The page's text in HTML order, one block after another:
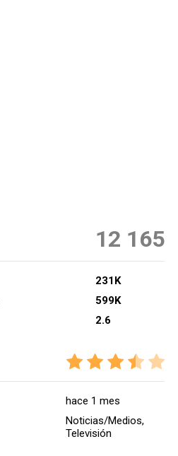
12 165
231K
599K
2.6
hace 1 mes
Noticias/Medios,
Televisión